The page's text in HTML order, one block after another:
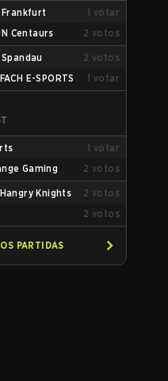
1 votar
Centaurs
2 votos
2 votos
E-SPORTS
1 votar
1 votar
Gaming
2 votos
Knights 2 votos
2 votos
PARTIDAS